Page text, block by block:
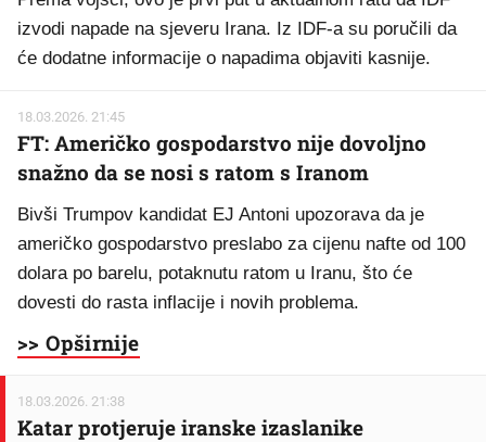
izvodi napade na sjeveru Irana. Iz IDF-a su poručili da
će dodatne informacije o napadima objaviti kasnije.
18.03.2026. 21:45
FT: Američko gospodarstvo nije dovoljno
snažno da se nosi s ratom s Iranom
Bivši Trumpov kandidat EJ Antoni upozorava da je
američko gospodarstvo preslabo za cijenu nafte od 100
dolara po barelu, potaknutu ratom u Iranu, što će
dovesti do rasta inflacije i novih problema.
>> Opširnije
18.03.2026. 21:38
Katar protjeruje iranske izaslanike